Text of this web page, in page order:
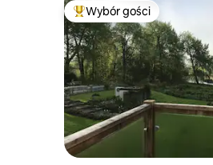
Najpopularniejsze z
Wybór gości